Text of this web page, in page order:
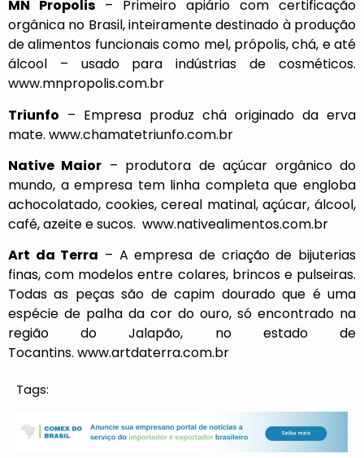
MN Propolis – Primeiro apiário com certificação
orgânica no Brasil, inteiramente destinado à produção
de alimentos funcionais como mel, própolis, chá, e até
álcool – usado para indústrias de cosméticos.
www.mnpropolis.com.br
Triunfo – Empresa produz chá originado da erva
mate. www.chamatetriunfo.com.br
Native Maior – produtora de açúcar orgânico do
mundo, a empresa tem linha completa que engloba
achocolatado, cookies, cereal matinal, açúcar, álcool,
café, azeite e sucos. www.nativealimentos.com.br
Art da Terra – A empresa de criação de bijuterias
finas, com modelos entre colares, brincos e pulseiras.
Todas as peças são de capim dourado que é uma
espécie de palha da cor do ouro, só encontrado na
região do Jalapão, no estado de
Tocantins. www.artdaterra.com.br
Tags: